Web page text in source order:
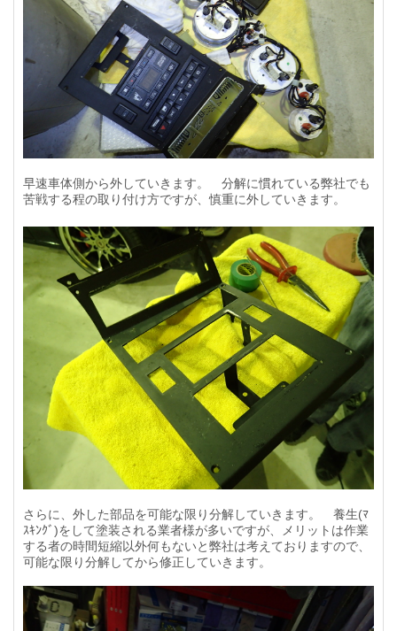
早速車体側から外していきます。 分解に慣れている弊社でも
苦戦する程の取り付け方ですが、慎重に外していきます。
さらに、外した部品を可能な限り分解していきます。 養生(ﾏ
ｽｷﾝｸﾞ)をして塗装される業者様が多いですが、メリットは作業
する者の時間短縮以外何もないと弊社は考えておりますので、
可能な限り分解してから修正していきます。